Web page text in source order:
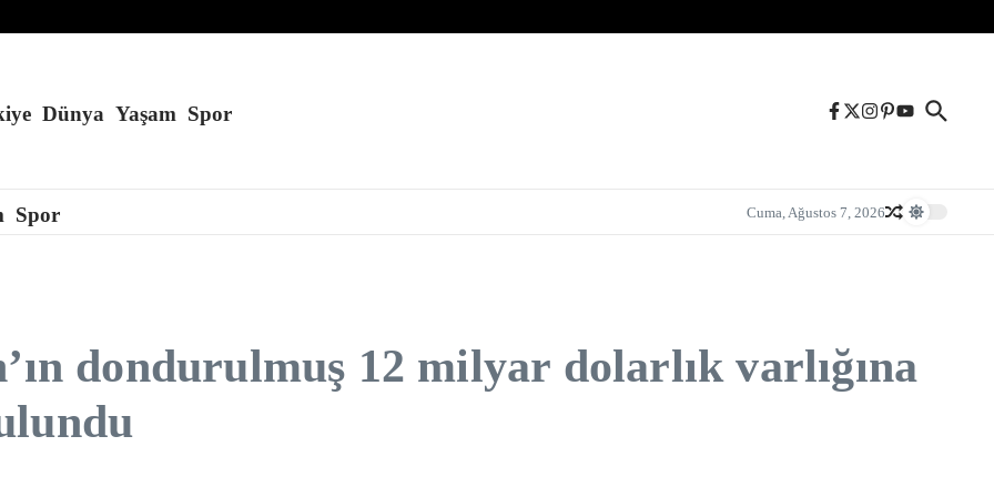
Dünya Yaşam Spor
Spor Cuma, Ağustos 7, 2026
dondurulmuş 12 milyar dolarlık varlığına